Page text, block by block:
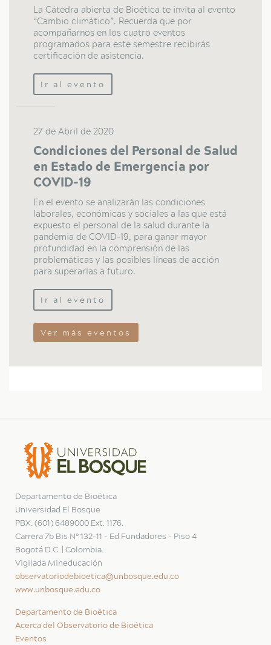
La Cátedra abierta de Bioética te invita al evento
“Cambio climático”. Recuerda que por
acompañarnos en los cuatro eventos
programados para este semestre recibirás
certificación de asistencia.
Ir al evento
27 de Abril de 2020
Condiciones del Personal de Salud
en Estado de Emergencia por
COVID-19
En el evento se analizarán las condiciones
laborales, económicas y sociales a las que está
expuesto el personal de la salud durante la
pandemia de COVID-19, para ganar mayor
profundidad en la comprensión de las
problemáticas y las posibles líneas de acción
para superarlas a futuro.
Ir al evento
Ver más eventos
Departamento de Bioética
Universidad El Bosque
PBX. (601) 6489000 Ext. 1176.
Carrera 7b Bis N° 132-11 - Ed Fundadores - Piso 4
Bogotá D.C. | Colombia.
Vigilada Mineducación
observatoriodebioetica@unbosque.edu.co
www.unbosque.edu.co
Departamento de Bioética
Acerca del Observatorio de Bioética
Eventos